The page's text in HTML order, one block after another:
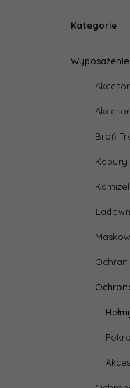
Kategorie
Broń
Kabury